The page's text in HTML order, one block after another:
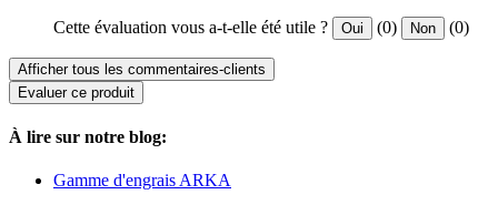
Cette évaluation vous a-t-elle été utile ? Oui (0) Non (0)
Afficher tous les commentaires-clients
Evaluer ce produit
À lire sur notre blog:
Gamme d'engrais ARKA